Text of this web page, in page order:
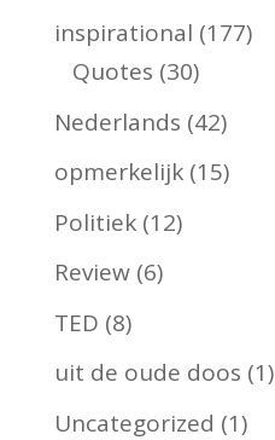
inspirational (177)
Quotes (30)
Nederlands (42)
opmerkelijk(15)
Politiek(12)
Review(6)
TED (8)
uit de oude doos (1)
Uncategorized (1)